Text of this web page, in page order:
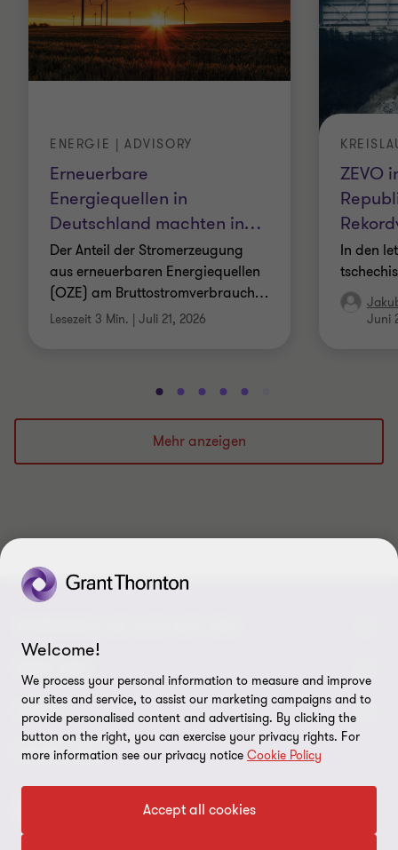
Erneuerbare
Energiequellen in
Deutschland machten in…
ENERGIE | ADVISORY
Der Anteil der Stromerzeugung
aus erneuerbaren Energiequellen
(OZE) am Bruttostromverbrauch…
Lesezeit 3 Min. | Juli 21, 2026
ZEVO
In den
Juni
Gehe
zu
Folie
1
Gehe
zu
Folie
2
Gehe
zu
Folie
3
Gehe
zu
Folie
4
Gehe
zu
Folie
5
zu
6
zu
7
zu
8
zu
9
zu
10
Mehr anzeigen
Unsere Experten
Unsere Büros
Grant Thornton in der Tschechischen Republik
Grant Thornton weltweit
Pressemitteilung
LEGAL
Rechtliche Hinweise
Datenschutz
FOLGE UNS
Welcome!
We process your personal information to measure and improve
our sites and service, to assist our marketing campaigns and to
provide personalised content and advertising. By clicking the
button on the right, you can exercise your privacy rights. For
more information see our privacy notice Cookie Policy
Accept all cookies